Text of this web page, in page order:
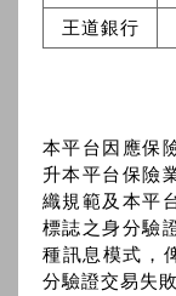
王道銀行
本平台因應保
升本平台保險
織規範及本平
標誌之身分驗
種訊息模式，
分驗證交易失敗